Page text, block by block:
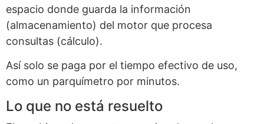
espacio donde guarda la información
(almacenamiento) del motor que procesa
consultas (cálculo).
Así solo se paga por el tiempo efectivo de uso,
como un parquímetro por minutos.
Lo que no está resuelto